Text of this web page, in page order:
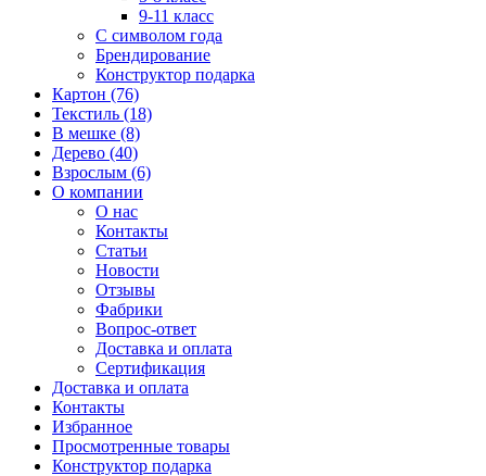
9-11 класс
С символом года
Брендирование
Конструктор подарка
Картон (76)
Текстиль (18)
В мешке (8)
Дерево (40)
Взрослым (6)
О компании
О нас
Контакты
Статьи
Новости
Отзывы
Фабрики
Вопрос-ответ
Доставка и оплата
Сертификация
Доставка и оплата
Контакты
Избранное
Просмотренные товары
Конструктор подарка